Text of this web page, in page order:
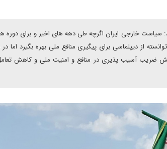
سیاست خارجی ایران اگرچه طی دهه های اخیر و برای دوره
از دیپلماسی برای پیگیری منافع ملی بهره بگیرد اما
ضریب آسیب پذیری در منافع و امنیت ملی و کاهش